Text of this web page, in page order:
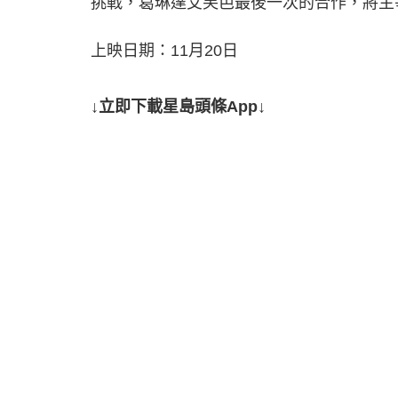
上映日期：11月20日
↓立即下載星島頭條App↓